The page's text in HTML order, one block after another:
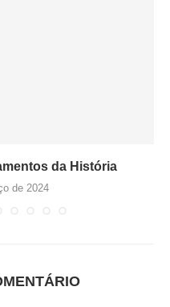
da História
de 2024